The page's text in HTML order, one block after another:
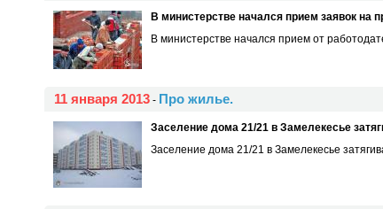
В министерстве начался прием заявок на
В министерстве начался прием от
11 января 2013 - Про жилье.
Заселение дома 21/21 в Замелекесье
Заселение дома 21/21 в Замелекесье